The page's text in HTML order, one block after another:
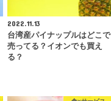
2022.11.13
台湾産パイナップルはどこで
売ってる？イオンでも買え
る？